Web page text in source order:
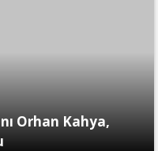
Orhan Kahya,